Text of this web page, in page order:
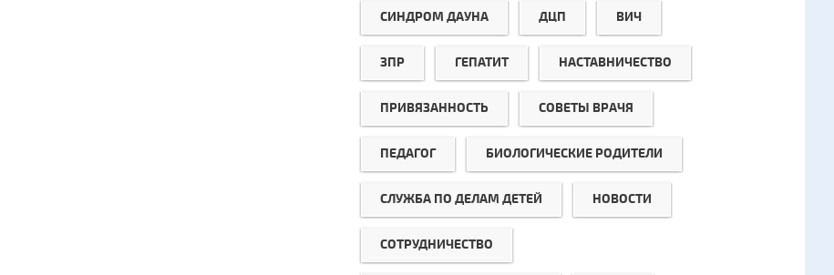
СИНДРОМ ДАУНА ДЦП ВИЧ
ЗПР ГЕПАТИТ НАСТАВНИЧЕСТВО
ПРИВЯЗАННОСТЬ СОВЕТЫ ВРАЧЯ
ПЕДАГОГ БИОЛОГИЧЕСКИЕ РОДИТЕЛИ
СЛУЖБА ПО ДЕЛАМ ДЕТЕЙ НОВОСТИ
СОТРУДНИЧЕСТВО